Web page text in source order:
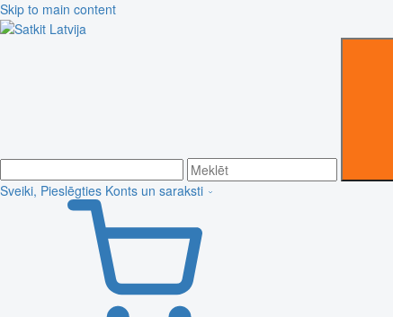
Skip to main content
Sveiki, Pieslēgties Konts un saraksti